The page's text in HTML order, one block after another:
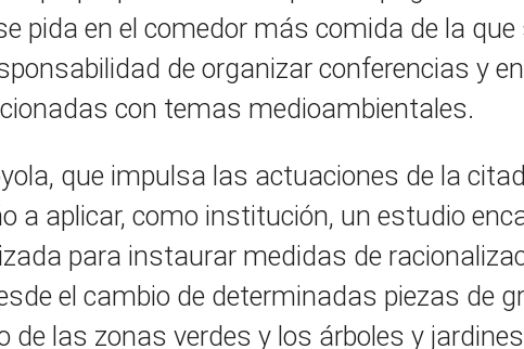
pida en el comedor más comida de la
de organizar conferencias y
con temas medioambientales.
que impulsa las actuaciones de la
a aplicar, como institución, un estudio
para instaurar medidas de
el cambio de determinadas piezas de
de las zonas verdes y los árboles y